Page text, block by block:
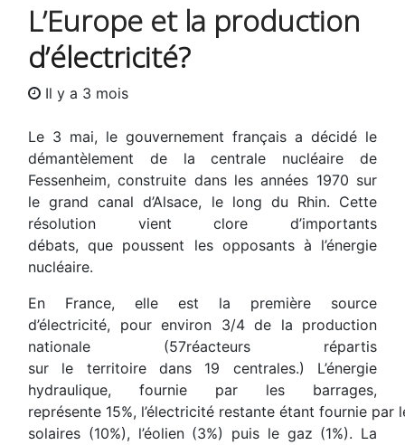
L’Europe et la production
d’électricité?
Il y a 3 mois
Le 3 mai, le gouvernement français a décidé le
démantèlement de la centrale nucléaire de
Fessenheim, construite dans les années 1970 sur
le grand canal d’Alsace, le long du Rhin. Cette
résolution vient clore d’importants
débats, que poussent les opposants à l’énergie
nucléaire.
En France, elle est la première source
d’électricité, pour environ 3/4 de la production
nationale (57réacteurs répartis
sur le territoire dans 19 centrales.) L’énergie
hydraulique, fournie par les barrages,
représente 15%, l’électricité restante étant fournie par
solaires (10%), l’éolien (3%) puis le gaz (1%). La